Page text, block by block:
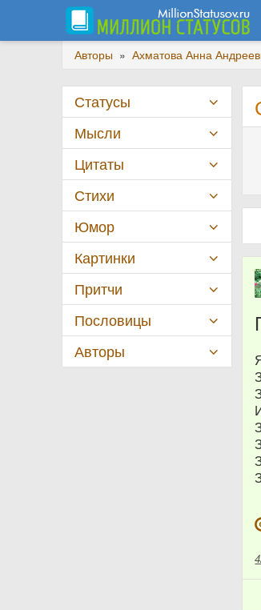
Авторы » Ахматова Анна
Статусы
Мысли
Цитаты
Стихи
Юмор
Картинки
Притчи
Пословицы
Авторы